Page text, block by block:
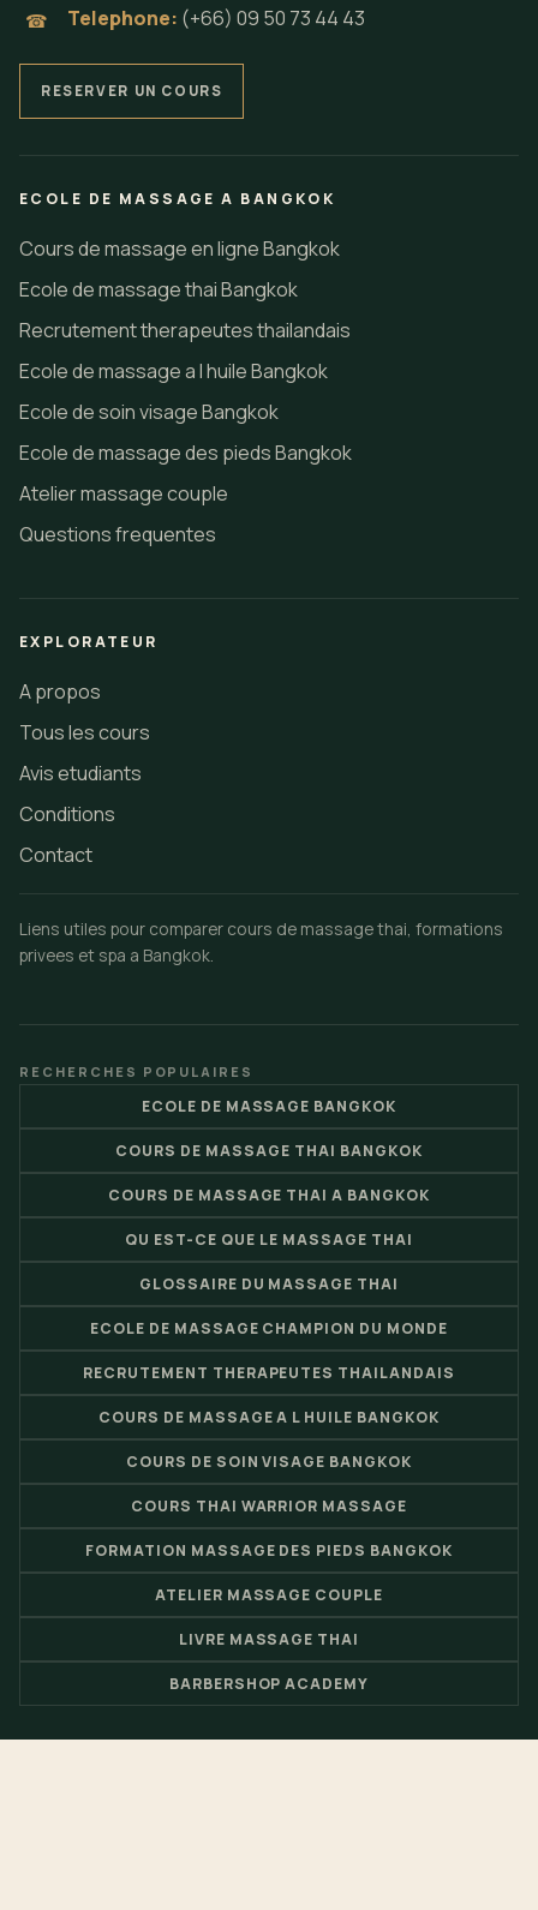
☎ Telephone: (+66) 09 50 73 44 43
RESERVER UN COURS
ECOLE DE MASSAGE A BANGKOK
Cours de massage en ligne Bangkok
Ecole de massage thai Bangkok
Recrutement therapeutes thailandais
Ecole de massage a l huile Bangkok
Ecole de soin visage Bangkok
Ecole de massage des pieds Bangkok
Atelier massage couple
Questions frequentes
EXPLORATEUR
A propos
Tous les cours
Avis etudiants
Conditions
Contact
Liens utiles pour comparer cours de massage thai, formations
privees et spa a Bangkok.
RECHERCHES POPULAIRES
ECOLE DE MASSAGE BANGKOK
COURS DE MASSAGE THAI BANGKOK
COURS DE MASSAGE THAI A BANGKOK
QU EST-CE QUE LE MASSAGE THAI
GLOSSAIRE DU MASSAGE THAI
ECOLE DE MASSAGE CHAMPION DU MONDE
RECRUTEMENT THERAPEUTES THAILANDAIS
COURS DE MASSAGE A L HUILE BANGKOK
COURS DE SOIN VISAGE BANGKOK
COURS THAI WARRIOR MASSAGE
FORMATION MASSAGE DES PIEDS BANGKOK
ATELIER MASSAGE COUPLE
LIVRE MASSAGE THAI
BARBERSHOP ACADEMY